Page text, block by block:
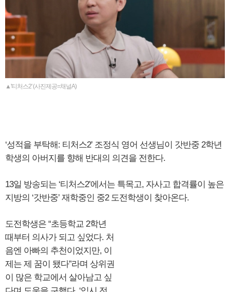
▲'티처스2' (사진제공=채널A)
‘성적을 부탁해: 티처스2’ 조정식 영어 선생님이 갓반중 2학년
학생의 아버지를 향해 반대의 의견을 전한다.
13일 방송되는 ‘티처스2’에서는 특목고, 자사고 합격률이 높은
지방의 ‘갓반중’ 재학중인 중2 도전학생이 찾아온다.
도전학생은 “초등학교 2학년
때부터 의사가 되고 싶었다. 처
음엔 아빠의 추천이었지만, 이
제는 제 꿈이 됐다”라며 상위권
이 많은 학교에서 살아남고 싶